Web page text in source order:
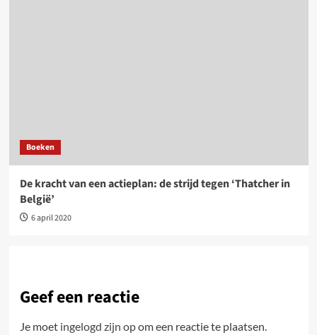
Boeken
De kracht van een actieplan: de strijd tegen ‘Thatcher in
België’
6 april 2020
Geef een reactie
Je moet ingelogd zijn opom een reactie te plaatsen.